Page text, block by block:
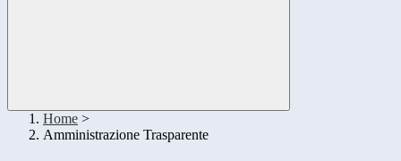
Home >
Amministrazione Trasparente